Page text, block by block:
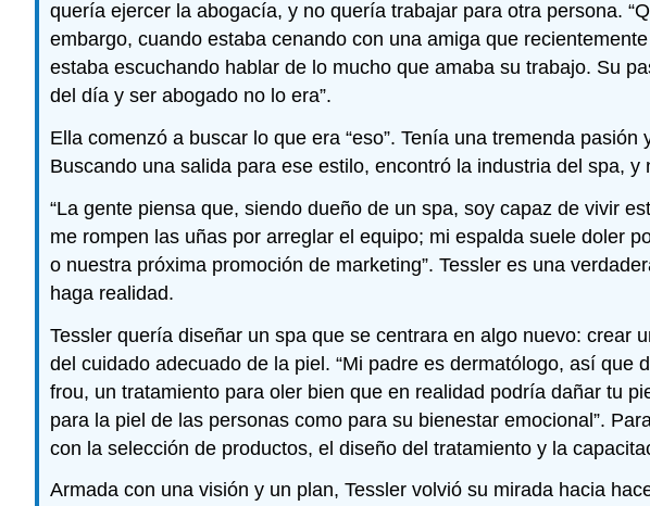
quería ejercer la abogacía, y no quería trabajar para otra persona.
embargo, cuando estaba cenando con una amiga que
estaba escuchando hablar de lo mucho que amaba su trabajo. Su
del día y ser abogado no lo era”.
Ella comenzó a buscar lo que era “eso”. Tenía una tremenda
Buscando una salida para ese estilo, encontró la industria del spa, y
“La gente piensa que, siendo dueño de un spa, soy capaz de vivir
me rompen las uñas por arreglar el equipo; mi espalda suele doler
o nuestra próxima promoción de marketing”. Tessler es una
haga realidad.
Tessler quería diseñar un spa que se centrara en algo nuevo:
del cuidado adecuado de la piel. “Mi padre es dermatólogo, así
frou, un tratamiento para oler bien que en realidad podría dañar tu
para la piel de las personas como para su bienestar emocional”.
con la selección de productos, el diseño del tratamiento y la
Armada con una visión y un plan, Tessler volvió su mirada hacia